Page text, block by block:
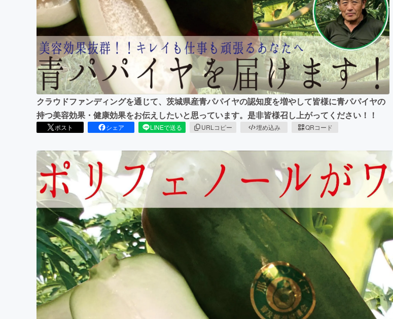
CAMPFIRE for Social GoodCAMPFIRE
CAMPFIREふるさと納税machi-yaコミ
クラウドファンディングを通じて、茨城県産青パパイヤの認知度を増やして皆様に青パパイヤの
持つ美容効果・健康効果をお伝えしたいと思っています。是非皆様召し上がってください！！
ポスト シェア LINEで送る URLコピー 埋め込み QRコード